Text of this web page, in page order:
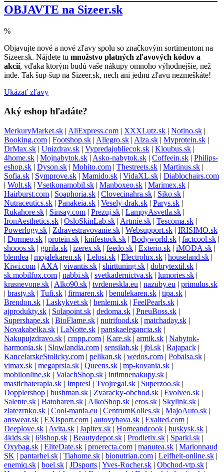
OBJAVTE na Sizeer.sk
%
Objavujte nové a nové zľavy spolu so značkovým sortimentom na
Sizeer.sk. Nájdete tu množstvo platných zľavových kódov a
akcií, vďaka ktorým budú vaše nákupy omnoho výhodnejšie, než
inde. Tak šup-šup na Sizeer.sk, nech ani jednu zľavu nezmeškáte!
Ukázať zľavy
Aký eshop hľadáte?
MerkuryMarket.sk | AliExpress.com | XXXLutz.sk | Notino.sk |
Booking.com | Footshop.sk | Allegro.sk | Alza.sk | Myprotein.sk |
DrMax.sk | Unizdrav.sk | Vypredajobliecok.sk | Kloubus.sk |
4home.sk | Mojnabytok.sk | Asko-nabytok.sk | Coffeein.sk | Philips-
eshop.sk | Dyson.sk | Mohito.com | Thestreets.sk | Martinus.sk |
Sofia.sk | Symprove.sk | Mamido.sk | VidaXL.sk | Diablochairs.com
| Wolt.sk | Vsetkonamobil.sk | Manboxeo.sk | Marimex.sk |
Hairburst.com | Soaphoria.sk | Clovecinahra.sk | Siko.sk |
Nutraceutics.sk | Panakeia.sk | Vesely-drak.sk | Parys.sk |
Rukahore.sk | Sinsay.com | Prezuj.sk | LampyAsvetla.sk |
IronAesthetics.sk | OsloSkinLab.sk | Artmie.sk | Tescoma.sk |
Powerlogy.sk | Zdravestravovanie.sk | Websupport.sk | IRISIMO.sk
| Dormeo.sk | protein.sk | knifestock.sk | Bodyworld.sk | factcool.sk |
shooos.sk | gorila.sk | izerex.sk | feedo.sk | Exterio.sk | iMODA.sk |
blendea | mojalekaren.sk | Lelosi.sk | Electrolux.sk | houseland.sk |
Kiwi.com | AXA | vivantis.sk | shirttuning.sk | dobrytextil.sk |
sk.mobilfox.com | nabbi.sk | svetkadernictva.sk | lumories.sk |
krasnevone.sk | Alko90.sk | tvrdeneskla.eu | nazuby.eu | primulus.sk
| brasty.sk | Tufi.sk | firmaren.sk | benulekaren.sk | tipa.sk |
Brendon.sk | Laskykvet.sk | benlemi.sk | FeelPearls.sk |
ajprodukty.sk | Solapoint.sk | dedoma.sk | PneuBoss.sk |
Supershape.sk | BioFlame.sk | nutrifood.sk | matchaday.sk |
Novakabelka.sk | LaNotte.sk | panskaelegancia.sk |
Nakupujzdravo.sk | cropp.com | Kare.sk | armik.sk | Nabytok-
harmonia.sk | Slowlandia.com | sensilab.sk | jbl.sk | Rajapack |
KancelarskeStolicky.com | pelikan.sk | wedos.com | Pobalsa.sk |
vimax.sk | megaprsia.sk | Queens.sk | mp-kovania.sk |
mobilonline.sk | ValachShop.sk | intimnenakupy.sk |
mastichaterapia.sk | Impresi | Tvojregal.sk | Superzoo.sk |
Dopplershop | bushman.sk | Zvaracky-obchod.sk | Evolveo.sk |
Salente.sk | Batoharen.sk | AlkoShop.sk | eros.sk | Skylink.sk |
zlatezrnko.sk | Cool-mania.eu | CentrumKolies.sk | MajoAuto.sk |
answear.sk | EXIsport.com | autovybava.sk | Exalted.com |
Deeplove.sk | Avita.sk | Japitex.sk | Homeandcook | huskysk.sk |
4kids.sk | 69shop.sk | Beautydepot.sk | Prodietix.sk | Sparkl.sk |
Oxybag.sk | EliteDate.sk | proerecta.com | manutea.sk | Marionnaud
SK | pantarhei.sk | Tiahome.sk | bionutrian.com | Leifheit-online.sk |
enemiq.sk | boel.sk | JDsports | Yves-Rocher.sk | Obchod-vtp.sk |